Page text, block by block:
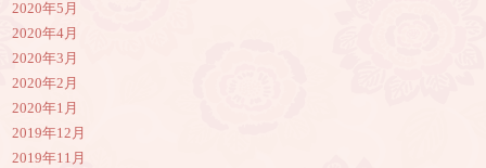
2020年5月
2020年4月
2020年3月
2020年2月
2020年1月
2019年12月
2019年11月